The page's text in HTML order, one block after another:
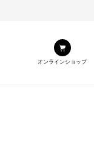
オンラインショップ